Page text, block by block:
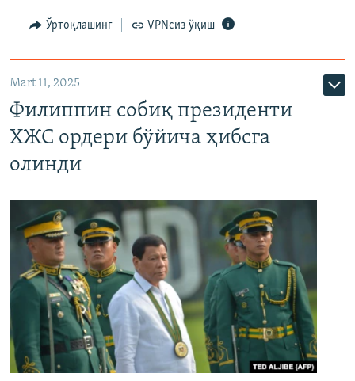
Ўртоқлашинг VPNсиз ўқиш
Mart 11, 2025
Филиппин собиқ президенти
ХЖС ордери бўйича ҳибсга
олинди